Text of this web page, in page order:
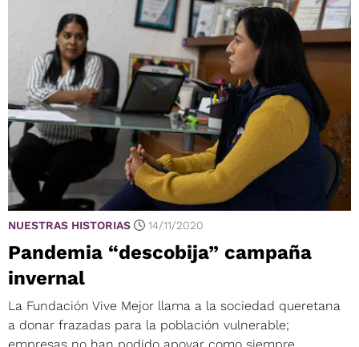
NUESTRAS HISTORIAS 14/11/2020
Pandemia “descobija” campaña
invernal
La Fundación Vive Mejor llama a la sociedad queretana
a donar frazadas para la población vulnerable;